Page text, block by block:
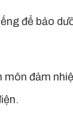
để bảo
môn đảm